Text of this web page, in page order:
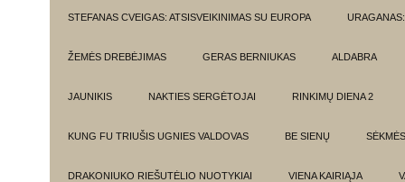
STEFANAS CVEIGAS: ATSISVEIKINIMAS SU EUROPA
ŽEMĖS DREBĖJIMAS GERAS BERNIUKAS ALDABRA
JAUNIKIS NAKTIES SERGĖTOJAI RINKIMŲ DIENA 2
KUNG FU TRIUŠIS UGNIES VALDOVAS BE SIENŲ
DRAKONIUKO RIEŠUTĖLIO NUOTYKIAI VIENA KAIRIĄJA